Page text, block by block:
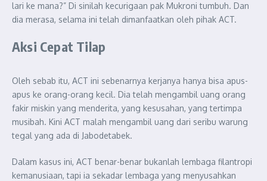
lari ke mana?” Di sinilah kecurigaan pak Mukroni tumbuh. Dan
dia merasa, selama ini telah dimanfaatkan oleh pihak ACT.
Aksi Cepat Tilap
Oleh sebab itu, ACT ini sebenarnya kerjanya hanya bisa apus-
apus ke orang-orang kecil. Dia telah mengambil uang orang
fakir miskin yang menderita, yang kesusahan, yang tertimpa
musibah. Kini ACT malah mengambil uang dari seribu warung
tegal yang ada di Jabodetabek.
Dalam kasus ini, ACT benar-benar bukanlah lembaga filantropi
kemanusiaan, tapi ia sekadar lembaga yang menyusahkan